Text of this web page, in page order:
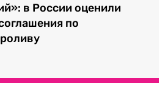
в России оценили
по